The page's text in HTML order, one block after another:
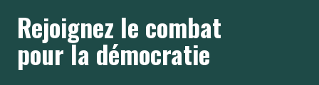
Rejoignez le combat
pour la démocratie